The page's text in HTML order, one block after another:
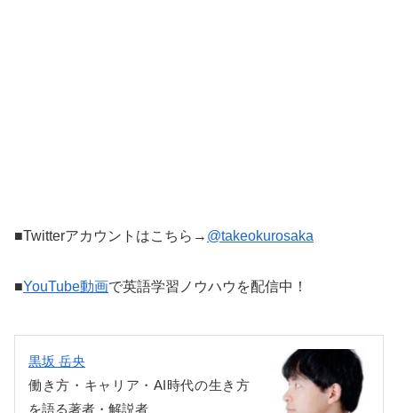
■Twitterアカウントはこちら→ @takeokurosaka
■YouTube動画で英語学習ノウハウを配信中！
黒坂 岳央
働き方・キャリア・AI時代の生き方
を語る著者・解説者